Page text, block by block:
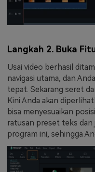
Langkah 2. Buka
Usai video berhasil
navigasi utama, dan
tepat. Sekarang seret
Kini Anda akan
bisa menyesuaikan
ratusan preset teks dan
program ini, sehingga